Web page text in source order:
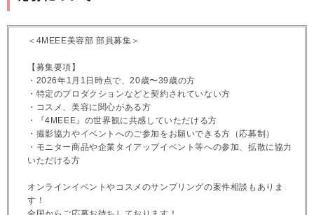
＜4MEEE美容部 部員募集＞
【募集要項】
・2026年1月1日時点で、20歳〜39歳の方
・特定のプロダクションなどと契約されていない方
・コスメ、美容に関心がある方
・『4MEEE』の世界観に共感していただける方
・撮影協力やイベントへのご参加をお願いできる方（応募制）
・モニター商品や企業タイアップイベント等への参加、拡散に協力
いただける方
オンラインイベントやコスメのサンプリングの案件相談もありま
す！